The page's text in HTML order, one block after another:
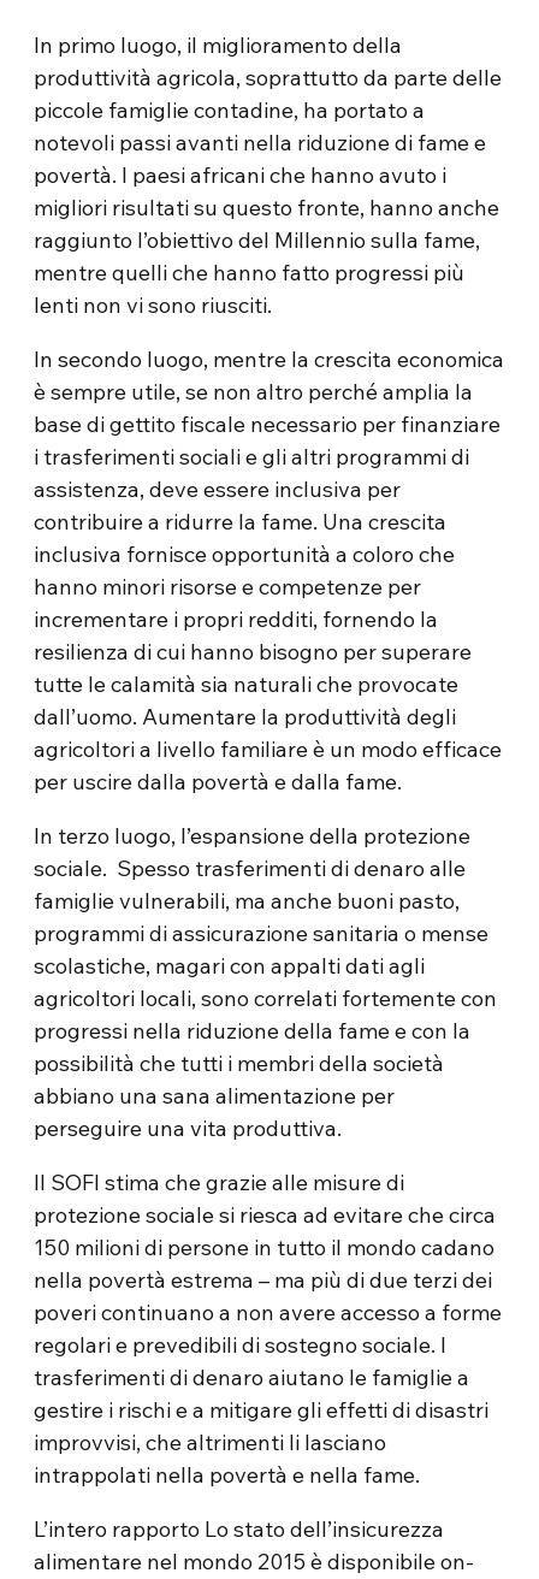
In primo luogo, il miglioramento della
produttività agricola, soprattutto da parte delle
piccole famiglie contadine, ha portato a
notevoli passi avanti nella riduzione di fame e
povertà. I paesi africani che hanno avuto i
migliori risultati su questo fronte, hanno anche
raggiunto l’obiettivo del Millennio sulla fame,
mentre quelli che hanno fatto progressi più
lenti non vi sono riusciti.
In secondo luogo, mentre la crescita economica
è sempre utile, se non altro perché amplia la
base di gettito fiscale necessario per finanziare
i trasferimenti sociali e gli altri programmi di
assistenza, deve essere inclusiva per
contribuire a ridurre la fame. Una crescita
inclusiva fornisce opportunità a coloro che
hanno minori risorse e competenze per
incrementare i propri redditi, fornendo la
resilienza di cui hanno bisogno per superare
tutte le calamità sia naturali che provocate
dall’uomo. Aumentare la produttività degli
agricoltori a livello familiare è un modo efficace
per uscire dalla povertà e dalla fame.
In terzo luogo, l’espansione della protezione
sociale. Spesso trasferimenti di denaro alle
famiglie vulnerabili, ma anche buoni pasto,
programmi di assicurazione sanitaria o mense
scolastiche, magari con appalti dati agli
agricoltori locali, sono correlati fortemente con
progressi nella riduzione della fame e con la
possibilità che tutti i membri della società
abbiano una sana alimentazione per
perseguire una vita produttiva.
Il SOFI stima che grazie alle misure di
protezione sociale si riesca ad evitare che circa
150 milioni di persone in tutto il mondo cadano
nella povertà estrema – ma più di due terzi dei
poveri continuano a non avere accesso a forme
regolari e prevedibili di sostegno sociale. I
trasferimenti di denaro aiutano le famiglie a
gestire i rischi e a mitigare gli effetti di disastri
improvvisi, che altrimenti li lasciano
intrappolati nella povertà e nella fame.
L’intero rapporto Lo stato dell’insicurezza
alimentare nel mondo 2015 è disponibile on-